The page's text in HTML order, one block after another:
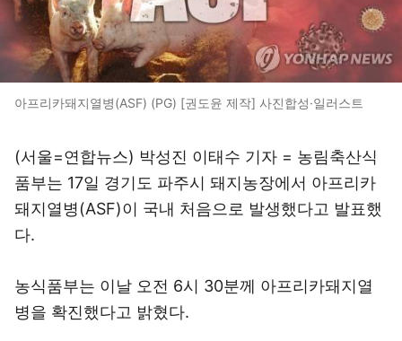
아프리카돼지열병(ASF) (PG) [권도윤 제작] 사진합성·일러스트
(서울=연합뉴스) 박성진 이태수 기자 = 농림축산식
품부는 17일 경기도 파주시 돼지농장에서 아프리카
돼지열병(ASF)이 국내 처음으로 발생했다고 발표했
다.
농식품부는 이날 오전 6시 30분께 아프리카돼지열
병을 확진했다고 밝혔다.